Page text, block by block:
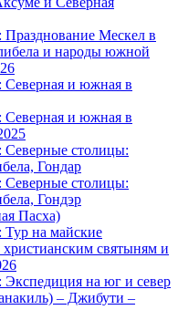
Мескел в
и народы южной
и южная в
и южная в
столицы:
Гондар
столицы:
Гондэр
Пасха)
на майские
христианским святыням и
на юг и север
– Джибути –